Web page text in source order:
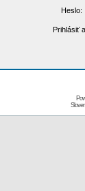
Heslo:
Prihlásiť